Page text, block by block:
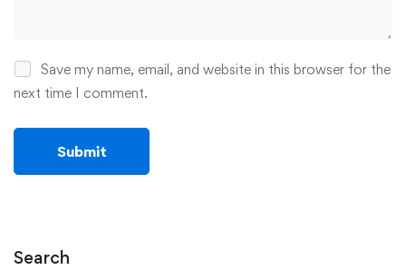
Save my name, email, and website in this browser for the
next time I comment.
Search